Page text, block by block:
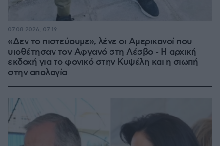
«Δεν το πιστεύουμε», λένε οι Αμερικανοί που
υιοθέτησαν τον Αφγανό στη Λέσβο - Η αρχική
εκδοχή για το φονικό στην Κυψέλη και η σιωπή
στην απολογία
07.08.2026, 07:19